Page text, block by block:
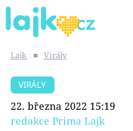
SHOPAHOLICADEL
Lajk ■ Virály
VIRÁLY
22. března 2022 15:19
redakce Prima Lajk